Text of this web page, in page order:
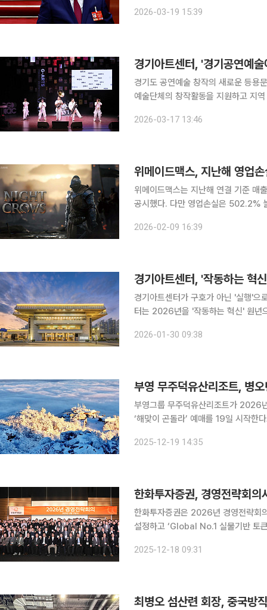
서(MOU)를 체결한 150개국을 조사
2026-03-19 15:39
경기아트센터, '경기공연예
경기도 공연예술 창작의 새로운 등용문이 열린다. 17일 경기아트센터는 경
예술단체의 창작활동을 지원하고 지
3개 장르를 대상으로 하며, 서류심
2026-03-17 13:46
위메이드맥스, 지난해 영업
위메이드맥스는 지난해 연결 기준
공시했다. 다만 영업손실은 502.2%
2023년 4월 출시한 나이트 크로우는
2026-02-09 16:39
경기아트센터가 구호가 아닌 '실행'으로
터는 2026년을 '작동하는 혁신' 원년
가동, G브랜드사업팀 신설, 전략사업
2026-01-30 09:38
부영 무주덕유산리조트, 병
부영그룹 무주덕유산리조트가 2026
‘해맞이 곤돌라’ 예매를 19일 시작한다고 밝혔다. ‘해맞이 곤돌라’는 매년 1
도착할 수 있다. 정상인 향적봉까지는
2025-12-19 14:35
한화투자증권, 경영전략회의
한화투자증권은 2026년 경영전략회
설정하고 ‘Global No.1 실물기반 토큰
참석했다. 고액자산가(HNW) 대상
2025-12-18 09:31
최병오 섬산련 회장, 중국방